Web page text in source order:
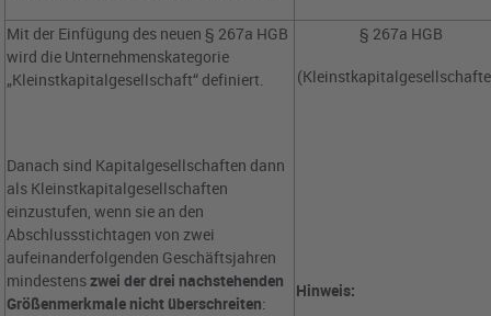
Mit der Einfügung des neuen § 267a HGB
wird die Unternehmenskategorie
„Kleinstkapitalgesellschaft“ definiert.
Danach sind Kapitalgesellschaften dann
als Kleinstkapitalgesellschaften
einzustufen, wenn sie an den
Abschlussstichtagen von zwei
aufeinanderfolgenden Geschäftsjahren
mindestenszwei der drei nachstehenden
Größenmerkmale nicht überschreiten:
§ 267a HGB
Hinweis: